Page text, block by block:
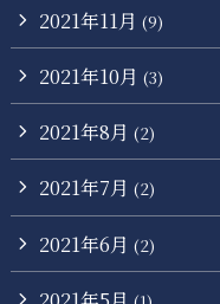
2021年11月 (9)
2021年10月 (3)
2021年8月 (2)
2021年7月 (2)
2021年6月 (2)